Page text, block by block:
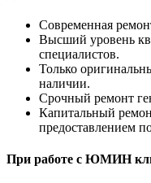
Современная
Высший уровень
специалистов.
Только
наличии.
Срочный ремонт
Капитальный
предоставлением
При работе с ЮМИН